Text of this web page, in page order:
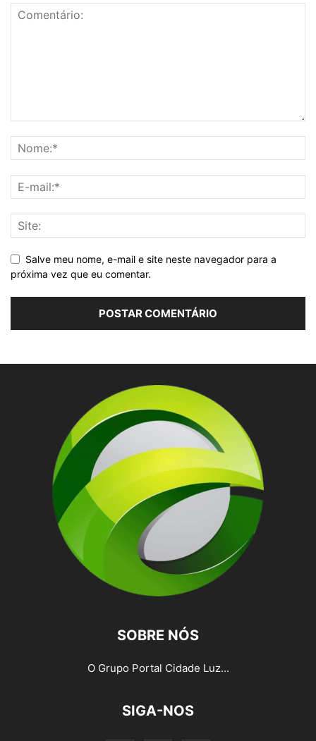
Salve meu nome, e-mail e site neste navegador para a
próxima vez que eu comentar.
SOBRE NÓS
O Grupo Portal Cidade Luz...
SIGA-NOS